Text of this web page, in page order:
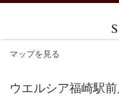
マップを見る
ウエルシア福崎駅